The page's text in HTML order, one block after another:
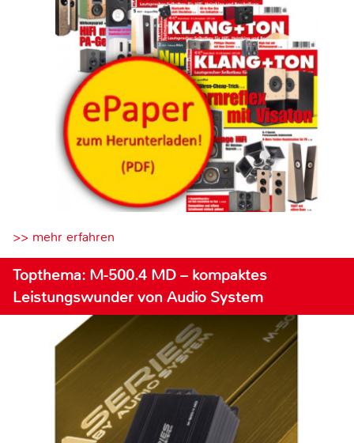
>> mehr erfahren
Topthema: M-500.4 MD – kompaktes
Leistungswunder von Audio System